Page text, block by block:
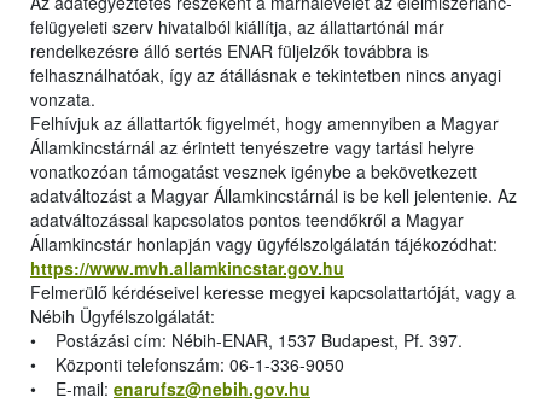
felügyeleti szerv hivatalból kiállítja, az állattartónál már
rendelkezésre álló sertés ENAR füljelzők továbbra is
felhasználhatóak, így az átállásnak e tekintetben nincs anyagi
vonzata.
Felhívjuk az állattartók figyelmét, hogy amennyiben a Magyar
Államkincstárnál az érintett tenyészetre vagy tartási helyre
vonatkozóan támogatást vesznek igénybe a bekövetkezett
adatváltozást a Magyar Államkincstárnál is be kell jelentenie. Az
adatváltozással kapcsolatos pontos teendőkről a Magyar
Államkincstár honlapján vagy ügyfélszolgálatán tájékozódhat:
https://www.mvh.allamkincstar.gov.hu
Felmerülő kérdéseivel keresse megyei kapcsolattartóját, vagy a
Nébih Ügyfélszolgálatát:
• Postázási cím: Nébih-ENAR, 1537 Budapest, Pf. 397.
• Központi telefonszám: 06-1-336-9050
• E-mail: enarufsz@nebih.gov.hu